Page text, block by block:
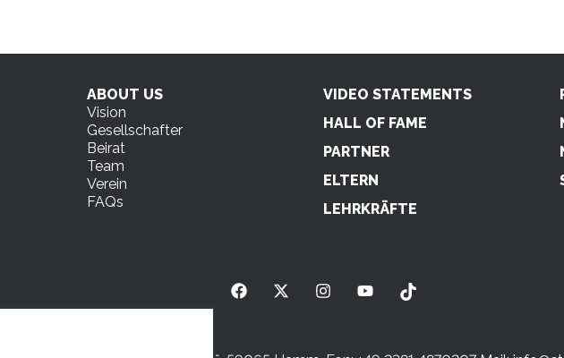
ABOUT US
Vision
Gesellschafter
Beirat
Team
Verein
FAQs
VIDEO STATEMENTS
HALL OF FAME
PARTNER
ELTERN
LEHRKRÄFTE